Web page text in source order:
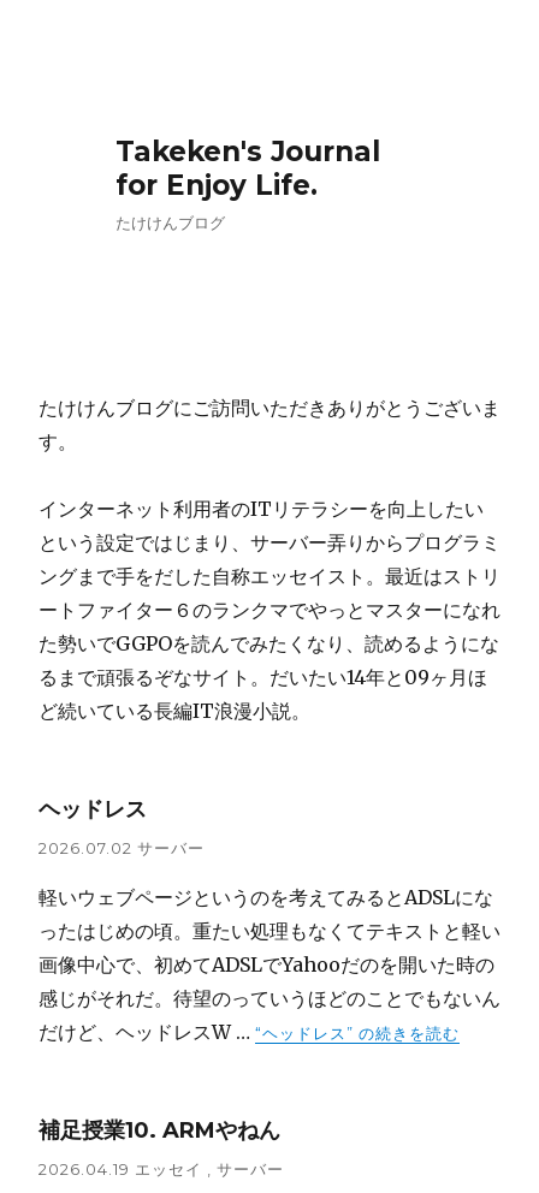
Takeken's Journal
for Enjoy Life.
たけけんブログ
たけけんブログにご訪問いただきありがとうございま
す。
インターネット利用者のITリテラシーを向上したい
という設定ではじまり、サーバー弄りからプログラミ
ングまで手をだした自称エッセイスト。最近はストリ
ートファイター６のランクマでやっとマスターになれ
た勢いでGGPOを読んでみたくなり、読めるようにな
るまで頑張るぞなサイト。だいたい14年と09ヶ月ほ
ど続いている長編IT浪漫小説。
ヘッドレス
2026.07.02 サーバー
軽いウェブページというのを考えてみるとADSLにな
ったはじめの頃。重たい処理もなくてテキストと軽い
画像中心で、初めてADSLでYahooだのを開いた時の
感じがそれだ。待望のっていうほどのことでもないん
だけど、ヘッドレスW … “ヘッドレス” の続きを読む
補足授業10. ARMやねん
2026.04.19 エッセイ ,サーバー